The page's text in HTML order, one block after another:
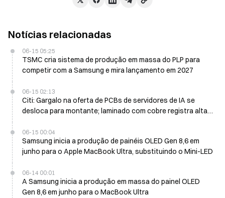
Notícias relacionadas
06-15 05:25
TSMC cria sistema de produção em massa do PLP para
competir com a Samsung e mira lançamento em 2027
06-15 02:13
Citi: Gargalo na oferta de PCBs de servidores de IA se
desloca para montante; laminado com cobre registra alta
06-15 00:04
Samsung inicia a produção de painéis OLED Gen 8,6 em
junho para o Apple MacBook Ultra, substituindo o Mini-LED
06-14 00:01
A Samsung inicia a produção em massa do painel OLED
Gen 8,6 em junho para o MacBook Ultra